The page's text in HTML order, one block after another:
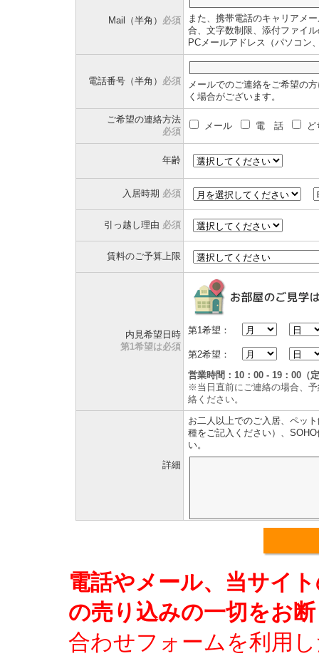
Mail（半角） 必須
また、携帯電話のキャリアメ
合、文字数制限、添付ファイ
PCメールアドレス（パソコン
電話番号（半角） 必須
メールでのご連絡をご希望の
く場合がございます。
ご希望の連絡方法
必須
メール 電 話 ど
年齢
入居時期 必須
引っ越し理由 必須
賃料のご予算上限
内見希望日時
第1希望は必須
第1希望：
第2希望：
営業時間：10：00 - 19：00（
※当日直前にご連絡の場合、
絡ください。
詳細
お二人以上でのご入居、ペッ
種をご記入ください）、
い。
電話やメール、当サイ
の売り込みの一切をお
合わせフォームを利用